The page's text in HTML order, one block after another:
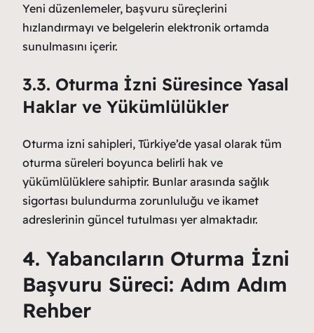
Yeni düzenlemeler, başvuru süreçlerini
hızlandırmayı ve belgelerin elektronik ortamda
sunulmasını içerir.
3.3. Oturma İzni Süresince Yasal
Haklar ve Yükümlülükler
Oturma izni sahipleri, Türkiye’de yasal olarak tüm
oturma süreleri boyunca belirli hak ve
yükümlülüklere sahiptir. Bunlar arasında sağlık
sigortası bulundurma zorunluluğu ve ikamet
adreslerinin güncel tutulması yer almaktadır.
4. Yabancıların Oturma İzni
Başvuru Süreci: Adım Adım
Rehber